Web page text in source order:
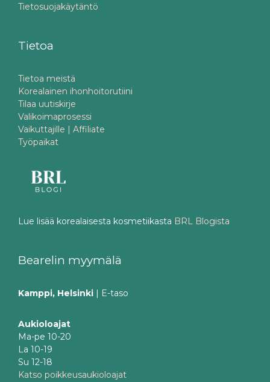
Tietosuojakäytäntö
Tietoa
Tietoa meistä
Korealainen ihonhoitorutiini
Tilaa uutiskirje
Valikoimaprosessi
Vaikuttajille | Affiliate
Työpaikat
Lue lisää korealaisesta kosmetiikasta BRL Blogista
Bearelin myymälä
Kamppi, Helsinki | E-taso
Aukioloajat
Ma-pe 10-20
La 10-19
Su 12-18
Katso poikkeusaukioloajat